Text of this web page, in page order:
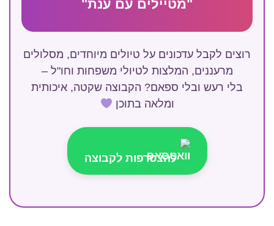
"מטיילים עם ענת"
רוצים לקבל עדכונים על טיולים מיוחדים, מסלולים
מרעננים, המלצות לטיולי משפחות וחו"ל –
בלי רעש ובלי ספאם? הקבוצה שקטה, איכותית
ומלאה בתוכן
להצטרפות לקבוצה